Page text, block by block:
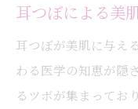
耳つぼによる美
耳つぼが美肌に与え
わる医学の知恵が隠
るツボが集まってお